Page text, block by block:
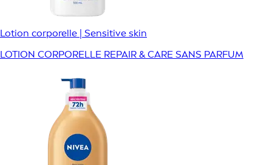
Lotion corporelle | Sensitive skin
LOTION CORPORELLE REPAIR & CARE SANS PARFUM